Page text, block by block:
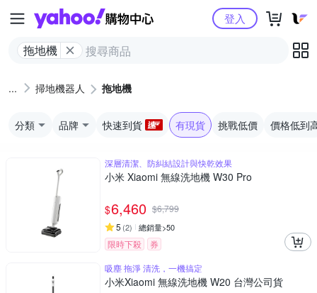
Yahoo購物中心
拖地機
登入
掃地機器人 拖地機
分類 品牌 快速到貨 有現貨 挑戰低價 價格低到
深層清潔、防糾結設計與快乾效果
小米 Xiaomi 無線洗地機 W30 Pro
$6,460 $6,799
5 (2) 總銷量>50
限時下殺
券
吸塵 拖淨 清洗，一機搞定
小米Xiaomi 無線洗地機 W20 台灣公司貨